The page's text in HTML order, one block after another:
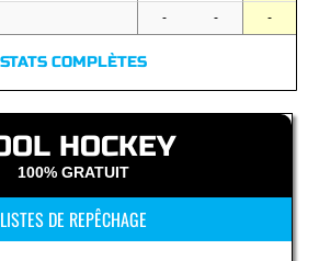
- - -
STATS COMPLÈTES
HOCKEY
100% GRATUIT
LISTES DE REPÊCHAGE